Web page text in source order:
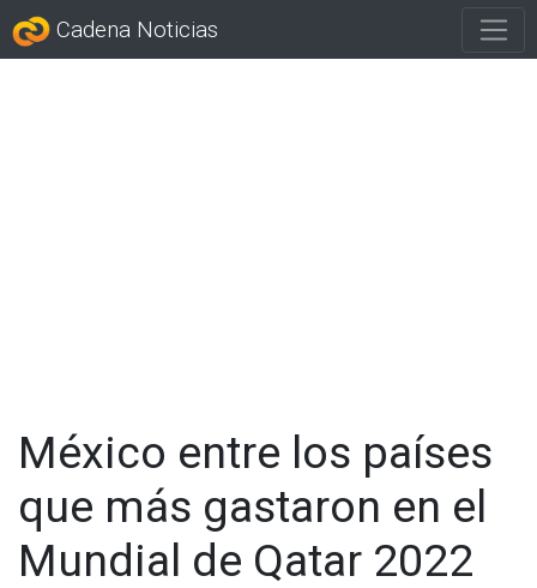
Cadena Noticias
México entre los países
que más gastaron en el
Mundial de Qatar 2022